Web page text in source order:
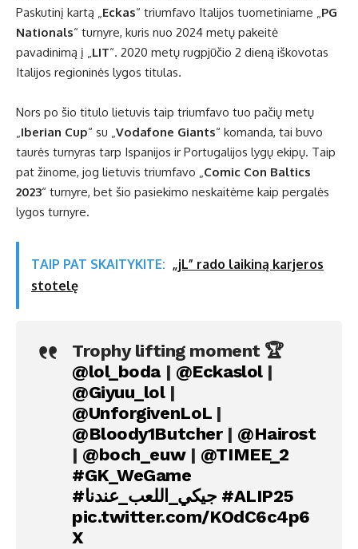
Paskutinį kartą „Eckas“ triumfavo Italijos tuometiniame „PG
Nationals“ turnyre, kuris nuo 2024 metų pakeitė
pavadinimą į „LIT“. 2020 metų rugpjūčio 2 dieną iškovotas
Italijos regioninės lygos titulas.
Nors po šio titulo lietuvis taip triumfavo tuo pačių metų
„Iberian Cup“ su „Vodafone Giants“ komanda, tai buvo
taurės turnyras tarp Ispanijos ir Portugalijos lygų ekipų. Taip
pat žinome, jog lietuvis triumfavo „Comic Con Baltics
2023“ turnyre, bet šio pasiekimo neskaitėme kaip pergalės
lygos turnyre.
TAIP PAT SKAITYKITE: „jL” rado laikiną karjeros
stotelę
Trophy lifting moment 🏆
@lol_boda | @Eckaslol|
@Giyuu_lol|
@UnforgivenLoL|
@Bloody1Butcher| @Hairost
| @boch_euw| @TIMEE_2
#GK_WeGame
#جيكي_اللعب_عندنا #ALIP25
pic.twitter.com/KOdC6c4p6
X